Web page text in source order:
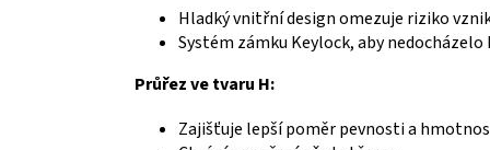
Hladký vnitřní design omezuje riziko
Systém zámku Keylock, aby
Průřez ve tvaru H:
Zajišťuje lepší poměr pevnosti a